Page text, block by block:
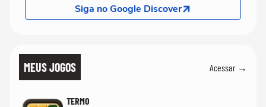
Siga no Google Discover
MEUS JOGOS Acessar →
TERMO